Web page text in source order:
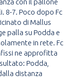
con il pallone
8-7. Poco dopo Fc
di Mallus
palla su Podda e
in rete. Fc
ne approfitta
Podda,
distanza